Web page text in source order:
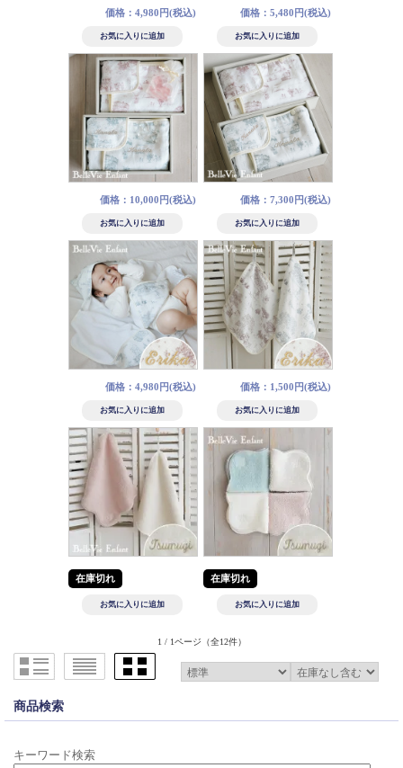
価格：4,980円(税込) 価格：5,480円(税込)
価格：10,000円(税込) 価格：7,300円(税込)
価格：4,980円(税込) 価格：1,500円(税込)
在庫切れ 在庫切れ
1 / 1ページ （全12件）
商品検索
キーワード検索